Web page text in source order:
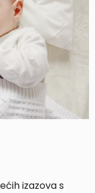
izazova s